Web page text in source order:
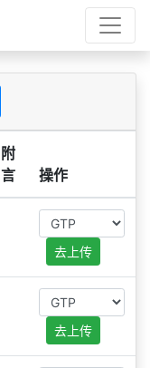
附
言
操作
去上传
去上传